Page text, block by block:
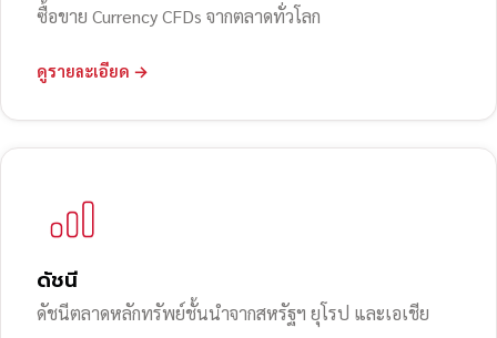
ซื้อขาย Currency CFDs จากตลาดทั่วโลก
ดูรายละเอียด →
ดัชนี
ดัชนีตลาดหลักทรัพย์ชั้นนำจากสหรัฐฯ ยุโรป และเอเชีย